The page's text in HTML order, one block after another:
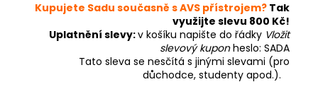
Kupujete Sadu současně s AVS přístrojem? Tak
využijte slevu 800 Kč!
Uplatnění slevy:v košíku napište do řádky Vložit
slevový kuponheslo: SADA
Tato sleva se nesčítá s jinými slevami (pro
důchodce, studenty apod.).